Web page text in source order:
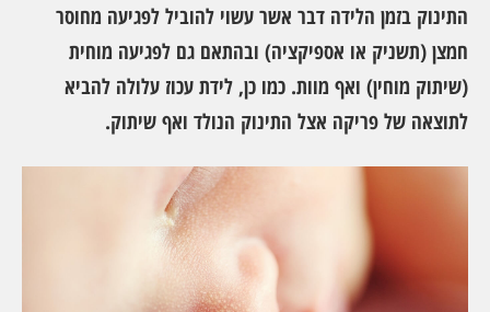
התינוק בזמן הלידה דבר אשר עשוי להוביל לפגיעה מחוסר
חמצן (תשניק או אספיקציה) ובהתאם גם לפגיעה מוחית
(שיתוק מוחין) ואף מוות. כמו כן, לידת עכוז עלולה להביא
לתוצאה של פריקה אצל התינוק הנולד ואף שיתוק.